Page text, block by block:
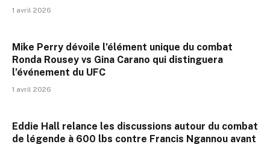
1 avril 2026
Mike Perry dévoile l’élément unique du combat
Ronda Rousey vs Gina Carano qui distinguera
l’événement du UFC
1 avril 2026
Eddie Hall relance les discussions autour du combat
de légende à 600 lbs contre Francis Ngannou avant